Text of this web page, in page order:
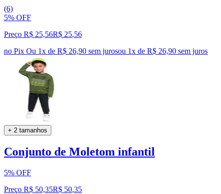
(6)
5% OFF
Preço R$ 25,56R$ 25,56
no Pix Ou 1x de R$ 26,90 sem jurosou 1x de R$ 26,90 sem juros
+ 2 tamanhos
Conjunto de Moletom infantil
5% OFF
Preço R$ 50,35R$ 50,35